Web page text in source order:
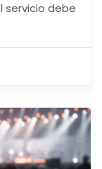
servicio debe